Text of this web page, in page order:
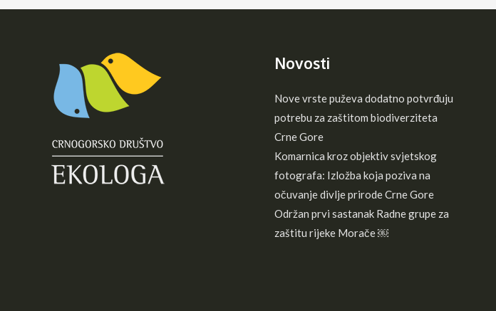
ići
Novosti
Nove vrste puževa dodatno potvrđuju
potrebu za zaštitom biodiverziteta
Crne Gore
Komarnica kroz objektiv svjetskog
fotografa: Izložba koja poziva na
očuvanje divlje prirode Crne Gore
Održan prvi sastanak Radne grupe za
zaštitu rijeke Morače ￼